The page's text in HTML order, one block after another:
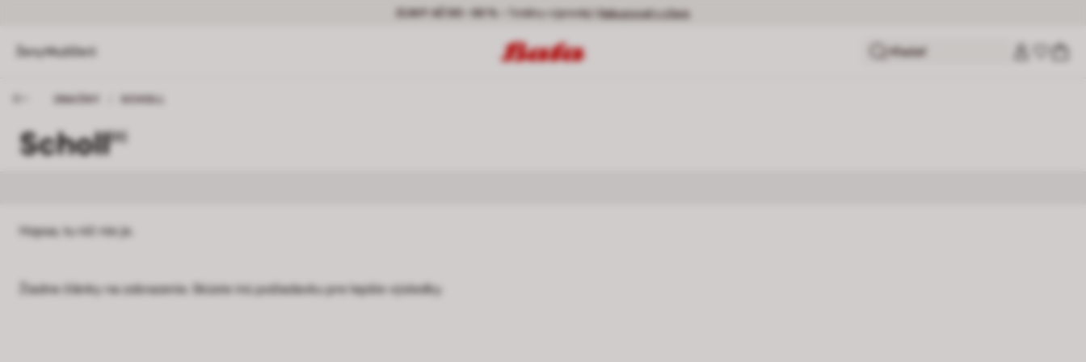
ZĽAVY AŽ DO -50 % - Totálny výpredaj |Nakupovať v zľave
ŽenyMužiDeti Hľadať
ZNAČKY SCHOLL
Scholl[0]
Hopsa, tu nič nie je.
Žiadne články na zobrazenie. Skúste inú požiadavku pre lepšie výsledky.